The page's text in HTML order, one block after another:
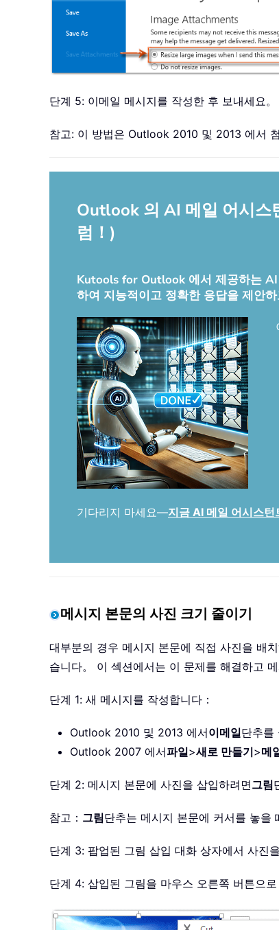
단계 5: 이메일 메시지를 작성한 후 보내세요。
참고: 이 방법은 Outlook 2010 및 2013 에서
Outlook 의 AI 메일 어시스
럼！)
Kutools for Outlook 에서 제공하는 AI
하여 지능적이고 정확한 응답을 제안
기다리지 마세요—지금 AI 메일 어시스턴
메시지 본문의 사진 크기 줄이기
대부분의 경우 메시지 본문에 직접 사진을 배
습니다。 이 섹션에서는 이 문제를 해결하고
단계 1: 새 메시지를 작성합니다：
Outlook 2010 및 2013 에서이메일단추를
Outlook 2007 에서파일>새로 만들기>메
단계 2: 메시지 본문에 사진을 삽입하려면그림
참고： 그림단추는 메시지 본문에 커서를 놓을
단계 3: 팝업된 그림 삽입 대화 상자에서 사진
단계 4: 삽입된 그림을 마우스 오른쪽 버튼으